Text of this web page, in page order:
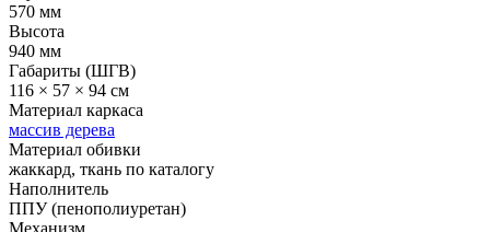
570 мм
Высота
940 мм
Габариты (ШГВ)
116 × 57 × 94 см
Материал каркаса
массив дерева
Материал обивки
жаккард, ткань по каталогу
Наполнитель
ППУ (пенополиуретан)
Механизм